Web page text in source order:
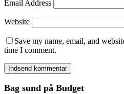
Email Address
Website
Save my name, email, and
time I comment.
Bag sund på Budget